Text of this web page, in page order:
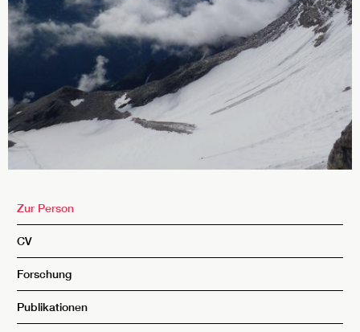
Zur Person
CV
Forschung
Publikationen